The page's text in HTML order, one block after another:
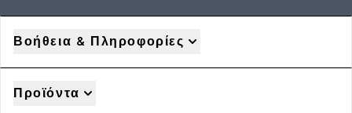
Βοήθεια & Πληροφορίες
Προϊόντα